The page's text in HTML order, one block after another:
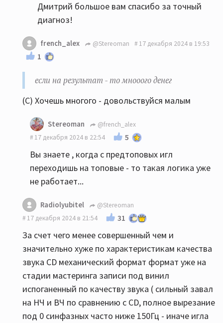
Дмитрий большое вам спасибо за точный
диагноз!
french_alex @Stereoman 17 декабря 2024 в 19:53
1
если на результат - то мнооого денег
(С) Хочешь многого - довольствуйся малым
Stereoman
@french_alex
17 декабря 2024 в 22:54
5
Вы знаете , когда с предтоповых игл
переходишь на топовые - то такая логика уже
не работает...
Radiolyubitel
@Stereoman
17 декабря 2024 в 21:54
31
За счет чего менее совершенный чем и
значительно хуже по характеристикам качества
звука CD механический формат формат уже на
стадии мастеринга записи под винил
испоганенный по качеству звука ( сильный завал
на НЧ и ВЧ по сравнению с CD, полное вырезание
под 0 синфазных часто ниже 150Гц - иначе игла